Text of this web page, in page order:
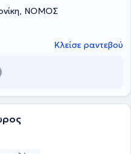
ΝΟΜΟΣ
Κλείσε ραντεβού